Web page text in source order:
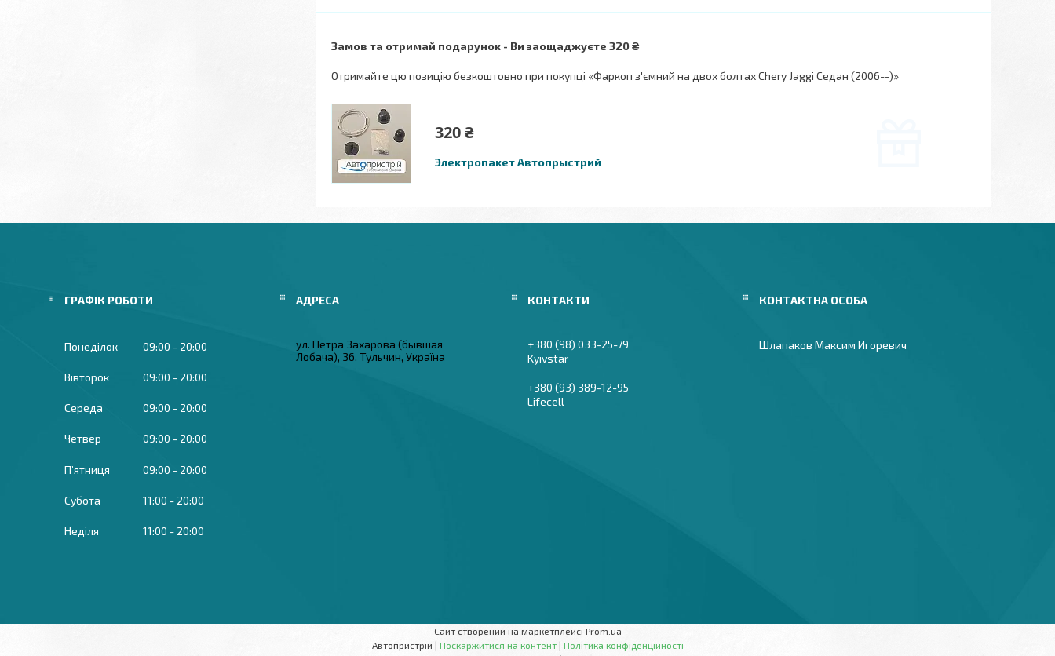
Замов та отримай подарунок Ви заощаджуєте 320 ₴
Отримайте цю позицію безкоштовно при покупці «Фаркоп з'ємний на двох болтах Chery Jaggi Седан (2006--)»
320 ₴
Электропакет Автопрыстрий
ГРАФІК РОБОТИ
Понеділок 09:00 20:00
Вівторок 09:00 20:00
Середа 09:00 20:00
Четвер 09:00 20:00
Пʼятниця 09:00 20:00
Субота 11:00 20:00
Неділя 11:00 20:00
ул. Петра Захарова (бывшая
Лобача), 36, Тульчин, Україна
+380 (98) 033-25-79
Kyivstar
+380 (93) 389-12-95
Lifecell
Шлапаков Максим Игоревич
Сайт створений на маркетплейсі Prom.ua
Автопристрій | Поскаржитися на контент | Політика конфіденційності